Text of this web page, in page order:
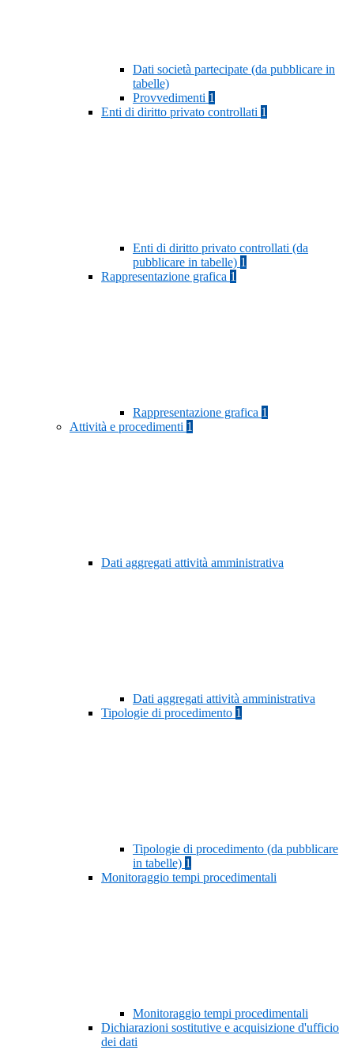
Dati società partecipate (da pubblicare in
tabelle)
Provvedimenti 1
Enti di diritto privato controllati 1
Enti di diritto privato controllati (da
pubblicare in tabelle) 1
Rappresentazione grafica 1
Rappresentazione grafica 1
Attività e procedimenti 1
Dati aggregati attività amministrativa
Dati aggregati attività amministrativa
Tipologie di procedimento 1
Tipologie di procedimento (da pubblicare
in tabelle) 1
Monitoraggio tempi procedimentali
Monitoraggio tempi procedimentali
Dichiarazioni sostitutive e acquisizione d'ufficio
dei dati